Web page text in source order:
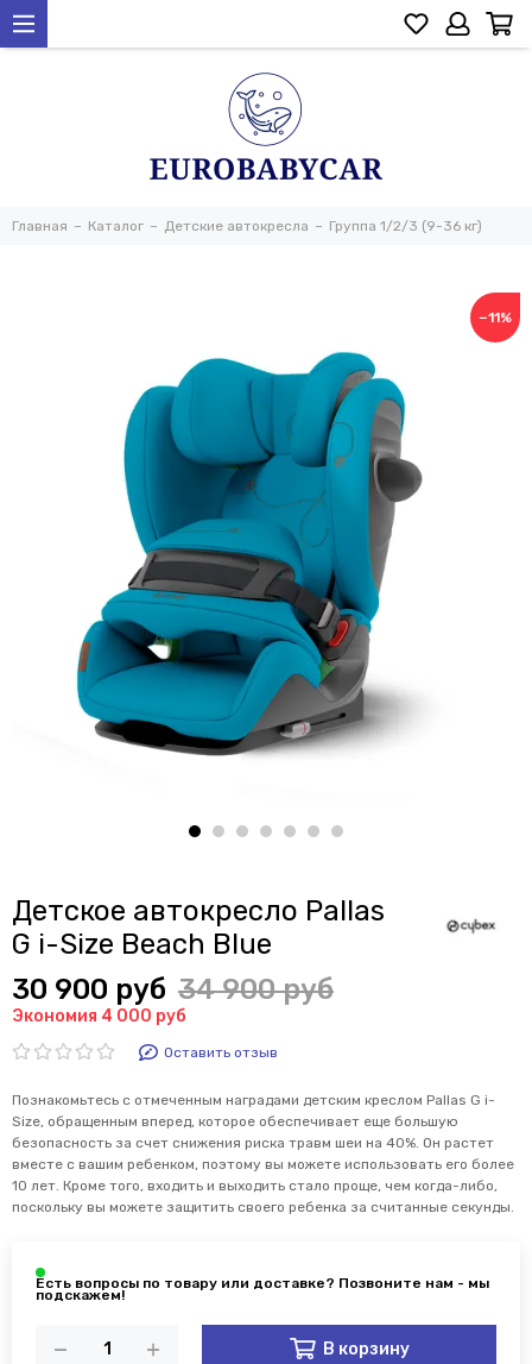
Главная Каталог Детские автокресла Группа 1/2/3 (9-36 кг)
−11%
Детское автокресло Pallas
G i-Size Beach Blue
30 900 руб 34 900 руб
Экономия 4 000 руб
Оставить отзыв
Познакомьтесь с отмеченным наградами детским креслом Pallas G i-
Size, обращенным вперед, которое обеспечивает еще большую
безопасность за счет снижения риска травм шеи на 40%. Он растет
вместе с вашим ребенком, поэтому вы можете использовать его более
10 лет. Кроме того, входить и выходить стало проще, чем когда-либо,
поскольку вы можете защитить своего ребенка за считанные секунды.
В корзину